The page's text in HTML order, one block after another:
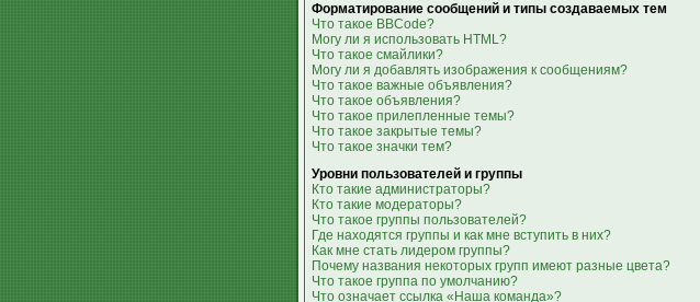
Форматирование сообщений и типы создаваемых тем
Что такое BBCode?
Могу ли я использовать HTML?
Что такое смайлики?
Могу ли я добавлять изображения к сообщениям?
Что такое важные объявления?
Что такое объявления?
Что такое прилепленные темы?
Что такое закрытые темы?
Что такое значки тем?
Уровни пользователей и группы
Кто такие администраторы?
Кто такие модераторы?
Что такое группы пользователей?
Где находятся группы и как мне вступить в них?
Как мне стать лидером группы?
Почему названия некоторых групп имеют разные цвета?
Что такое группа по умолчанию?
Что означает ссылка «Наша команда»?